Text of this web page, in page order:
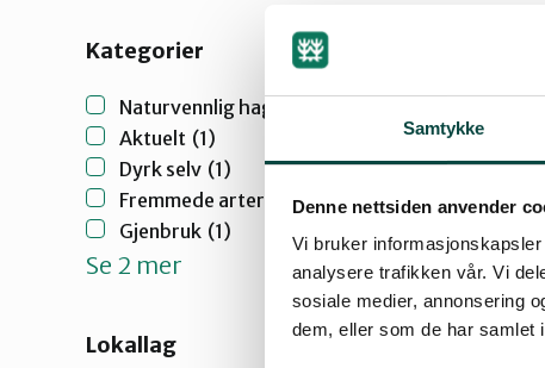
Samtykke
Denne nettsiden anvender
Vi bruker
analysere trafikken vår. Vi
sosiale medier, annonsering
dem, eller som de har samlet
Kategorier
Naturvennlig hage
Aktuelt (1)
Dyrk selv (1)
Fremmede arter
(1)
Gjenbruk (1)
Se 2 mer
Lokallag